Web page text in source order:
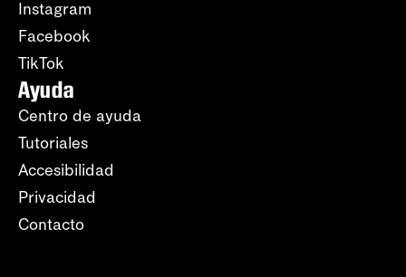
Instagram
Facebook
TikTok
Ayuda
Centro de ayuda
Tutoriales
Accesibilidad
Privacidad
Contacto